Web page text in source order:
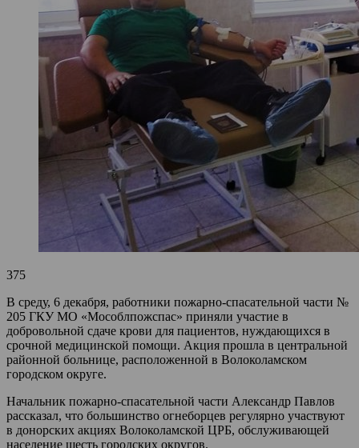
375
В среду, 6 декабря, работники пожарно-спасательной части №
205 ГКУ МО «Мособлпожспас» приняли участие в
добровольной сдаче крови для пациентов, нуждающихся в
срочной медицинской помощи. Акция прошла в центральной
районной больнице, расположенной в Волоколамском
городском округе.
Начальник пожарно-спасательной части Александр Павлов
рассказал, что большинство огнеборцев регулярно участвуют
в донорских акциях Волоколамской ЦРБ, обслуживающей
население шесть городских округов.